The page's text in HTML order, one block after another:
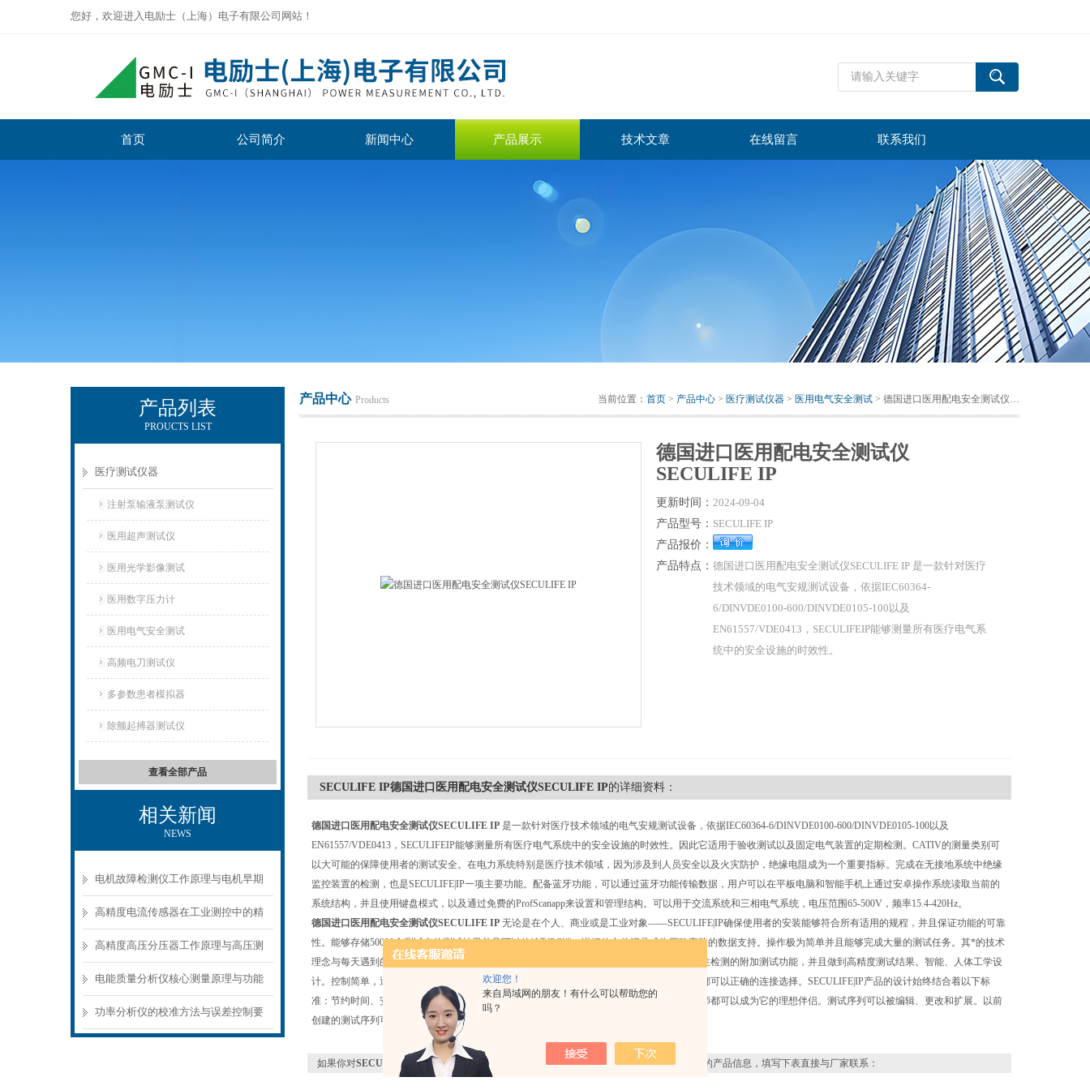
欢迎您！
来自局域网的朋友！有什么可以帮助您的
吗？
您好，欢迎进入电励士（上海）电子有限公司网站！
首页 公司简介 新闻中心 产品展示 技术文章 在线留言 联系我们
产品列表
PROUCTS LIST
医疗测试仪器
注射泵输液泵测试仪
医用超声测试仪
医用光学影像测试
医用数字压力计
医用电气安全测试
高频电刀测试仪
多参数患者模拟器
除颤起搏器测试仪
查看全部产品
相关新闻
NEWS
电机故障检测仪工作原理与电机早期
故障诊断方案
高精度电流传感器在工业测控中的精
准测量方案
高精度高压分压器工作原理与高压测
量应用场景
电能质量分析仪核心测量原理与功能
模块解析
功率分析仪的校准方法与误差控制要
产品中心 Products 当前位置： 首页 > 产品中心 > 医疗测试仪器 > 医用电气安全测试 > 德国进口医用配电安全测试仪SECULIFE IP
德国进口医用配电安全测试仪
SECULIFE IP
更新时间： 2024-09-04
产品型号： SECULIFE IP
产品报价：
产品特点： 德国进口医用配电安全测试仪SECULIFE IP 是一款针对医疗
技术领域的电气安规测试设备，依据IEC60364-
6/DINVDE0100-600/DINVDE0105-100以及
EN61557/VDE0413，SECULIFEIP能够测量所有医疗电气系
统中的安全设施的时效性。
SECULIFE IP德国进口医用配电安全测试仪SECULIFE IP的详细资料：
德国进口医用配电安全测试仪SECULIFE IP 是一款针对医疗技术领域的电气安规测试设备，依据IEC60364-6/DINVDE0100-600/DINVDE0105-100以及
EN61557/VDE0413，SECULIFEIP能够测量所有医疗电气系统中的安全设施的时效性。因此它适用于验收测试以及固定电气装置的定期检测。CATIV的测量类别可
以大可能的保障使用者的测试安全。在电力系统特别是医疗技术领域，因为涉及到人员安全以及火灾防护，绝缘电阻成为一个重要指标。完成在无接地系统中绝缘
监控装置的检测，也是SECULIFE|IP一项主要功能。配备蓝牙功能，可以通过蓝牙功能传输数据，用户可以在平板电脑和智能手机上通过安卓操作系统读取当前的
系统结构，并且使用键盘模式，以及通过免费的ProfScanapp来设置和管理结构。可以用于交流系统和三相电气系统，电压范围65-500V，频率15.4-420Hz。
德国进口医用配电安全测试仪SECULIFE IP 无论是在个人、商业或是工业对象——SECULIFE|IP确保使用者的安装能够符合所有适用的规程，并且保证功能的可靠
性。能够存储50000个测试点的测试结果并且可以传输到PC端，详细的文件记录成为正确安装的数据支持。操作极为简单并且能够完成大量的测试任务。其*的技术
理念与每天遇到的电气工程任务始终保持一致。除了基本的标准测试，仪器还提供了针对酸性检测的附加测试功能，并且做到高精度测试结果。智能、人体工学设
计。控制简单，通过大屏背光显示可以方便的读取数据。广泛的配件支持，针对每一个任务都可以正确的连接选择。SECULIFE|IP产品的设计始终结合着以下标
准：节约时间、安全、方便。很好的将创新设计和人体工程学操作概念相结合，任何电气技师都可以成为它的理想伴侣。测试序列可以被编辑、更改和扩展。以前
创建的测试序列可以被复制，在多个测试仪器中可以使用相同的序列。
如果你对SECULIFE IP德国进口医用配电安全测试仪SECULIFE IP感兴趣，想了解更详细的产品信息，填写下表直接与厂家联系：